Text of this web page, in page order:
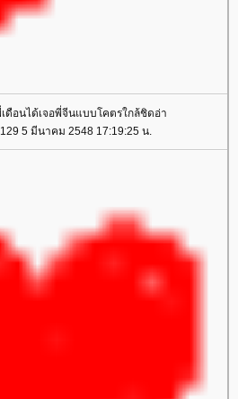
ดือนได้เจอพี่จีนแบบโคตรใกล้ชิดอ่า
5 มีนาคม 2548 17:19:25 น.